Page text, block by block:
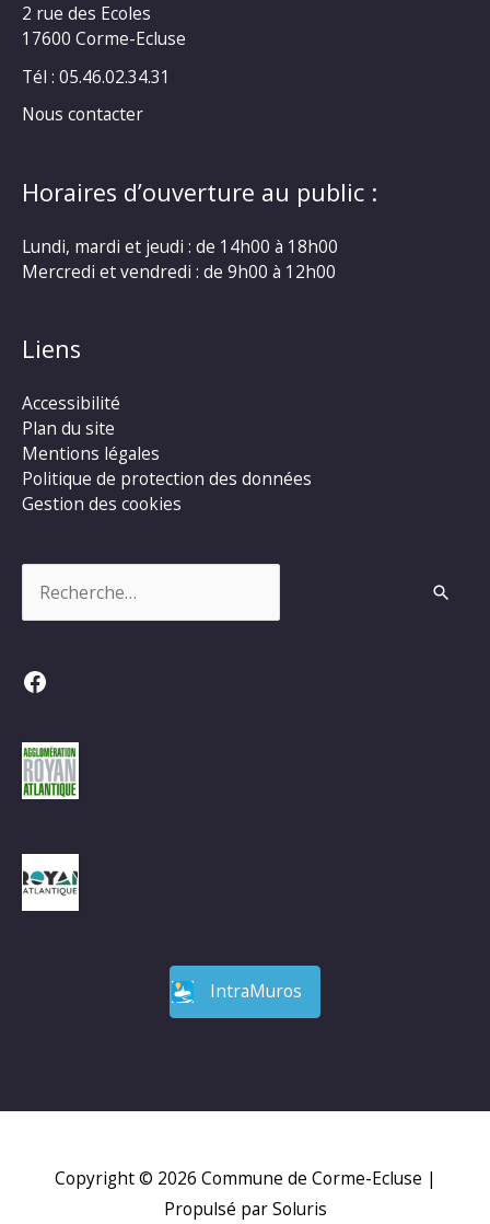
2 rue des Ecoles
17600 Corme-Ecluse
Tél : 05.46.02.34.31
Nous contacter
Horaires d’ouverture au public :
Lundi, mardi et jeudi : de 14h00 à 18h00
Mercredi et vendredi : de 9h00 à 12h00
Liens
Accessibilité
Plan du site
Mentions légales
Politique de protection des données
Gestion des cookies
Facebook
IntraMuros
Copyright © 2026 Commune de Corme-Ecluse |
Propulsé par Soluris